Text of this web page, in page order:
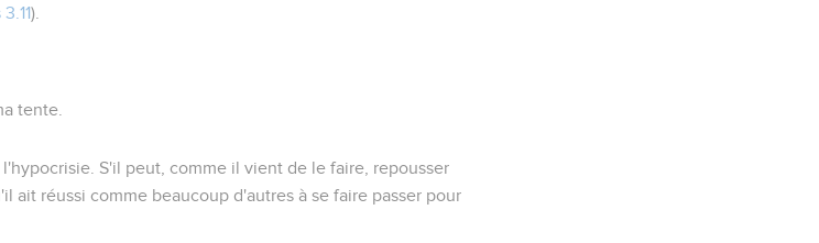
3.11).
tente
S'il peut, comme il vient de le faire, repousser
ait réussi comme beaucoup d'autres à se faire passer pour